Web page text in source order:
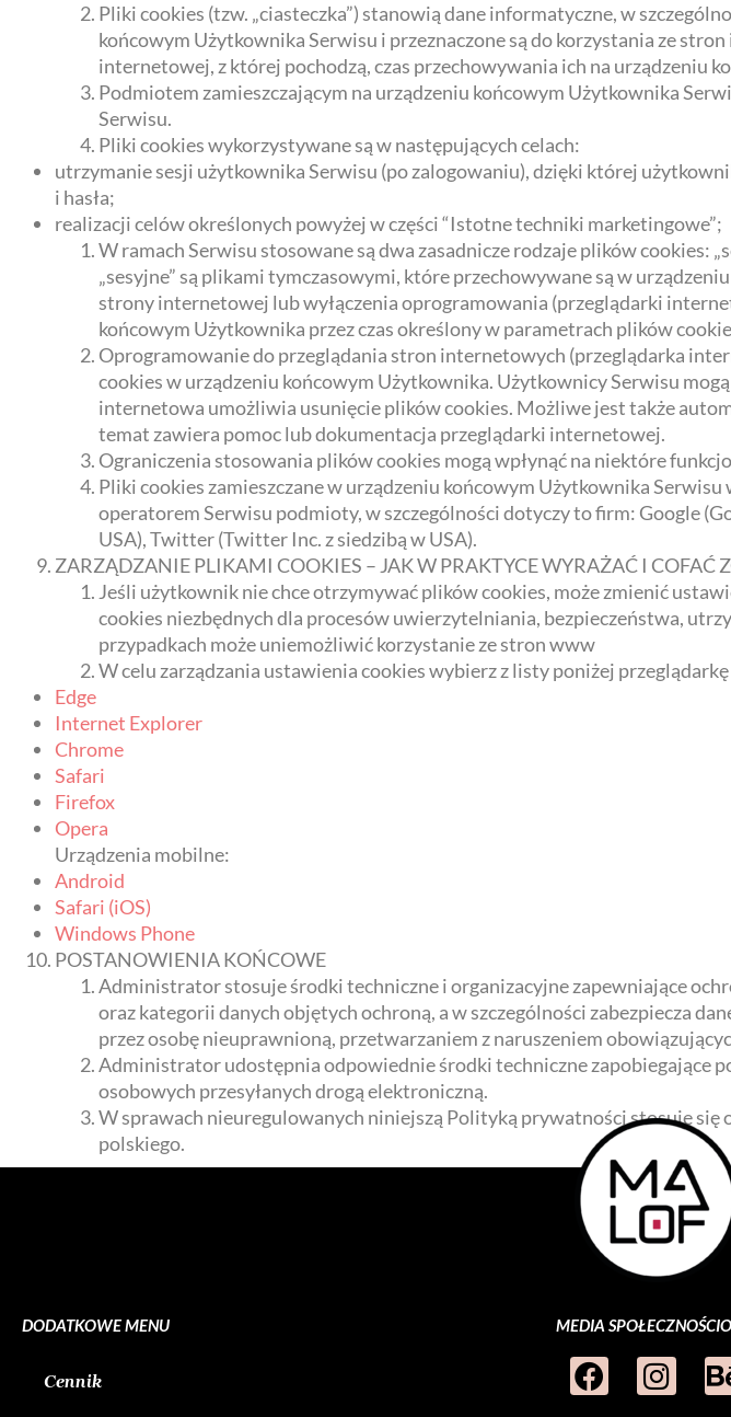
Pliki cookies (tzw. „ciasteczka”) stanowią dane informatyczne, w
końcowym Użytkownika Serwisu i przeznaczone są do korzystania ze
internetowej, z której pochodzą, czas przechowywania ich na urządzeniu
Podmiotem zamieszczającym na urządzeniu końcowym Użytkownika
Serwisu.
Pliki cookies wykorzystywane są w następujących celach:
utrzymanie sesji użytkownika Serwisu (po zalogowaniu), dzięki której
i hasła;
realizacji celów określonych powyżej w części “Istotne techniki marketingowe”;
W ramach Serwisu stosowane są dwa zasadnicze rodzaje plików cookies:
„sesyjne” są plikami tymczasowymi, które przechowywane są w
strony internetowej lub wyłączenia oprogramowania (przeglądarki
końcowym Użytkownika przez czas określony w parametrach plików
Oprogramowanie do przeglądania stron internetowych (przeglądarka
cookies w urządzeniu końcowym Użytkownika. Użytkownicy Serwisu
internetowa umożliwia usunięcie plików cookies. Możliwe jest także
temat zawiera pomoc lub dokumentacja przeglądarki internetowej.
Ograniczenia stosowania plików cookies mogą wpłynąć na niektóre
Pliki cookies zamieszczane w urządzeniu końcowym Użytkownika
operatorem Serwisu podmioty, w szczególności dotyczy to firm: Google
USA), Twitter (Twitter Inc. z siedzibą w USA).
ZARZĄDZANIE PLIKAMI COOKIES – JAK W PRAKTYCE WYRAŻAĆ I COFAĆ
Jeśli użytkownik nie chce otrzymywać plików cookies, może zmienić
cookies niezbędnych dla procesów uwierzytelniania, bezpieczeństwa,
przypadkach może uniemożliwić korzystanie ze stron www
W celu zarządzania ustawienia cookies wybierz z listy poniżej
Edge
Internet Explorer
Chrome
Safari
Firefox
Opera
Urządzenia mobilne:
Android
Safari (iOS)
Windows Phone
POSTANOWIENIA KOŃCOWE
Administrator stosuje środki techniczne i organizacyjne zapewniające
oraz kategorii danych objętych ochroną, a w szczególności zabezpiecza
przez osobę nieuprawnioną, przetwarzaniem z naruszeniem
Administrator udostępnia odpowiednie środki techniczne zapobiegające
osobowych przesyłanych drogą elektroniczną.
W sprawach nieuregulowanych niniejszą Polityką prywatności stosuje
polskiego.
DODATKOWE MENU
Cennik
MEDIA